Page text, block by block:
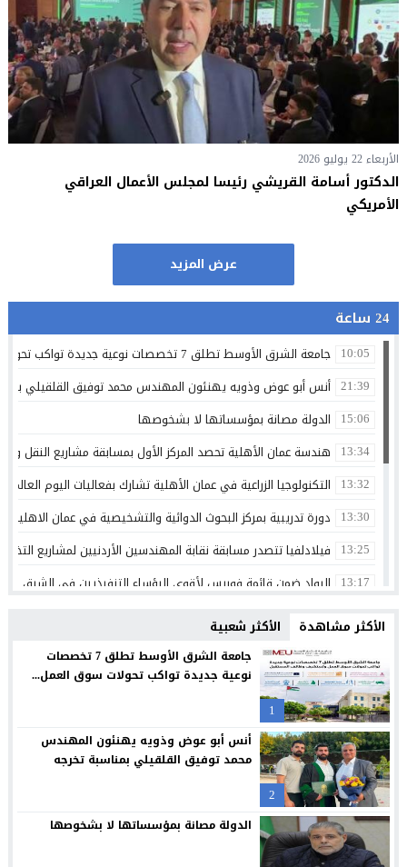
الأربعاء 22 يوليو 2026
الدكتور أسامة القريشي رئيسا لمجلس الأعمال العراقي
الأمريكي
عرض المزيد
24 ساعة
10:05 جامعة الشرق الأوسط تطلق 7 تخصصات نوعية جديدة تواكب تحولات سوق العمل وتستشرف وظائف المستقبل
21:39 أنس أبو عوض وذويه يهنئون المهندس محمد توفيق القلقيلي
15:06 الدولة مصانة بمؤسساتها لا بشخوصها
13:34 هندسة عمان الأهلية تحصد المركز الأول بمسابقة مشاريع النقل
13:32 التكنولوجيا الزراعية في عمان الأهلية تشارك بفعاليات اليوم العالمي
13:30 دورة تدريبية بمركز البحوث الدوائية والتشخيصية في عمان
13:25 فيلادلفيا تتصدر مسابقة نقابة المهندسين الأردنيين لمشاريع
13:17 الرواد ضمن قائمة فوربس لأقوى الرؤساء التنفيذيين في الشرق
الجامعات الأردنية… استثمار في الإنسان وصناعة المستقبل
ذكرى تولي الشيخ زايد بن سلطان ال نهيان مقاليد الحكم في أبو
20:02 الإعلامي أحمد القاسم يشكر الفريق الطبي في مستشفى البشير
23:16 مركز جامعة الزيتونة الأردنية الصحي يعزز خدماته المجانية ويواصل
23:12 جامعة الزيتونة الأردنية تحتفل بتخريج الفوج الثلاثين من طلبتها
21:09 “العلوم التطبيقية” تحتضن “بالعربي – عمّان”.. ملتقى المبدعين
20:54 حملة عالمية لكفالة أيتام غزة: لايف للإغاثة والتنمية تكثف
الأكثر مشاهدة الأكثر شعبية
1
جامعة الشرق الأوسط تطلق 7 تخصصات
نوعية جديدة تواكب تحولات سوق العمل...
2
أنس أبو عوض وذويه يهنئون المهندس
محمد توفيق القلقيلي بمناسبة تخرجه
الدولة مصانة بمؤسساتها لا بشخوصها